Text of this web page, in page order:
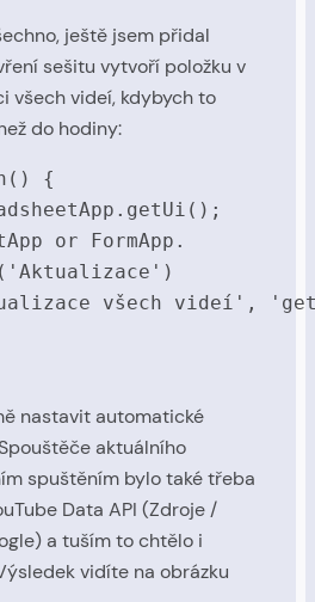
ještě jsem přidal
sešitu vytvoří položku v
všech videí, kdybych to
do hodiny:
{
or FormApp.
všech videí',
nastavit automatické
aktuálního
spuštěním bylo také třeba
Data API (Zdroje /
a tuším to chtělo i
vidíte na obrázku